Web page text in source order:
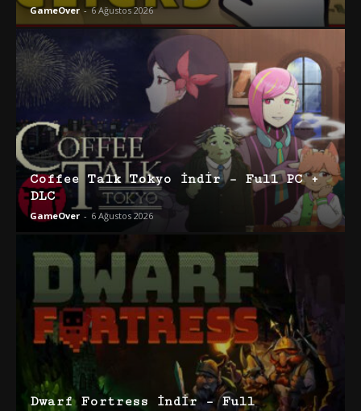
GameOver - 6 Ağustos 2026
Coffee Talk Tokyo İndir – Full PC +
DLC
GameOver - 6 Ağustos 2026
Dwarf Fortress İndir – Full